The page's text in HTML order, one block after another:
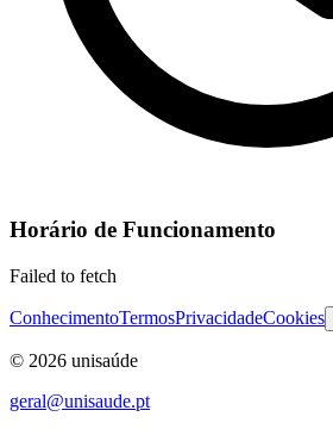
Horário de Funcionamento
Failed to fetch
ConhecimentoTermosPrivacidadeCookies
© 2026 unisaúde
geral@unisaude.pt